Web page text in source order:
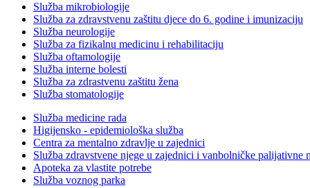
Služba mikrobiologije
Služba za zdravstvenu zaštitu djece do 6. godine i imunizaciju
Služba neurologije
Služba za fizikalnu medicinu i rehabilitaciju
Služba oftamologije
Služba interne bolesti
Služba za zdrastvenu zaštitu žena
Služba stomatologije
Služba medicine rada
Higijensko - epidemiološka služba
Centra za mentalno zdravlje u zajednici
Služba zdravstvene njege u zajednici i vanbolničke palijativne
Apoteka za vlastite potrebe
Služba voznog parka